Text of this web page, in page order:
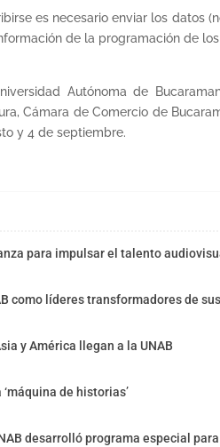
es necesario enviar los datos
de la programación de
Autónoma de
Cámara de Comercio de
y 4 de septiembre.
para impulsar el talento
como líderes transformadores de
y América llegan a la UNAB
de historias’
desarrolló programa especial